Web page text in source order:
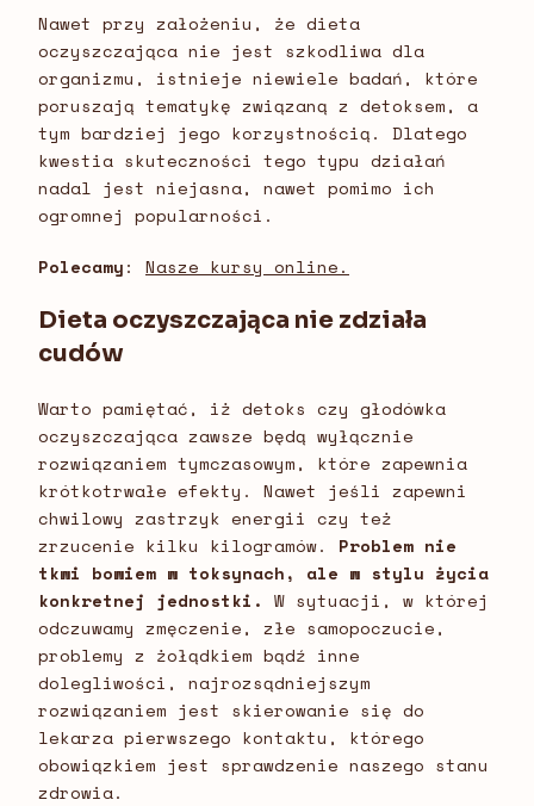
Nawet przy założeniu, że dieta
oczyszczająca nie jest szkodliwa dla
organizmu, istnieje niewiele badań, które
poruszają tematykę związaną z detoksem, a
tym bardziej jego korzystnością. Dlatego
kwestia skuteczności tego typu działań
nadal jest niejasna, nawet pomimo ich
ogromnej popularności.
Polecamy: Nasze kursy online.
Dieta oczyszczająca nie zdziała
cudów
Warto pamiętać, iż detoks czy głodówka
oczyszczająca zawsze będą wyłącznie
rozwiązaniem tymczasowym, które zapewnia
krótkotrwałe efekty. Nawet jeśli zapewni
chwilowy zastrzyk energii czy też
zrzucenie kilku kilogramów. Problem nie
tkwi bowiem w toksynach, ale w stylu życia
konkretnej jednostki. W sytuacji, w której
odczuwamy zmęczenie, złe samopoczucie,
problemy z żołądkiem bądź inne
dolegliwości, najrozsądniejszym
rozwiązaniem jest skierowanie się do
lekarza pierwszego kontaktu, którego
obowiązkiem jest sprawdzenie naszego stanu
zdrowia.